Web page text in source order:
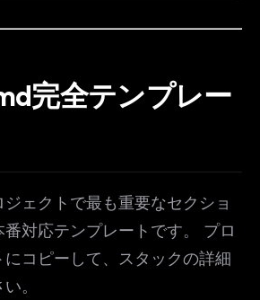
完全テンプレー
ェクトで最も重要なセクショ
対応テンプレートです。 プロ
にコピーして、スタックの詳細
。